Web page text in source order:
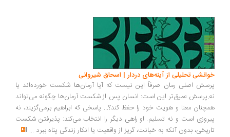
تحلیلی از آینه‌های دردار | اسحاق شیروانی
اصلی رمان صرفاً این نیست که آیا آرمان‌ها شکست خورده‌اند یا
عمیق‌تر این است: انسان پس از شکست آرمان‌ها چگونه می‌تواند
معنا و هویت خود را حفظ کند؟... پاسخی که ابراهیم برمی‌گزیند، نه
است و نه تسلیم. او راهی دیگر را انتخاب می‌کند: پذیرفتن شکست
بدون آنکه به خیانت، گریز از واقعیت یا انکار زندگی پناه ببرد...